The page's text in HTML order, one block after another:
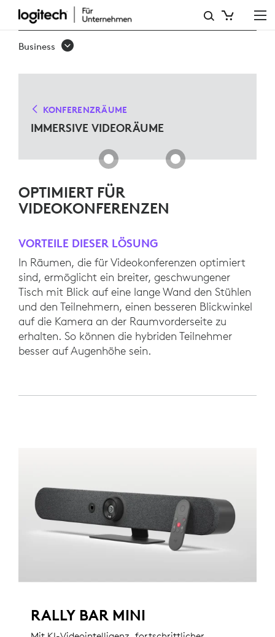
IMMERSIVE
VIDEORÄUME
Business
KONFERENZRÄUME
IMMERSIVE VIDEORÄUME
OPTIMIERT FÜR
VIDEOKONFERENZEN
VORTEILE DIESER LÖSUNG
In Räumen, die für Videokonferenzen optimiert
sind, ermöglicht ein breiter, geschwungener
Tisch mit Blick auf eine lange Wand den Stühlen
und den Teilnehmern, einen besseren Blickwinkel
auf die Kamera an der Raumvorderseite zu
erhalten. So können die hybriden Teilnehmer
besser auf Augenhöhe sein.
RALLY BAR MINI